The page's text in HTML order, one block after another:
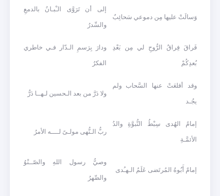
إلى أن تَرَوَّى الـْبـانُ بالدمعِ
والسِّدرُ
وَسالَتْ عليها مِن دموعي سَحائِبٌ
ودارَ بِرَسمِ الـدّار فـي خاطري
الفكرُ
فَراقَ فِراقُ الرُّوحِ لي مِن بَعْدِ
بُعدِكُمْ
ولا دَرَّ من بعد الـحسين لـهــا دَرُّ
وقد أقلعَتْ عنها السَّحاب ولم
يجُـد
ربُّ الـنُّهى مولـىً لــــه الأمرُ
إمامُ الهُدى سِبْطُ النُّبوَّةِ والدُ
الأئمَّـةِ
وصيُّ رسول اللهِ والصّــنْوُ
والصِّهرُ
إمامٌ أَبُوهُ المُرتَضى عَلَمُ الـهـُدى